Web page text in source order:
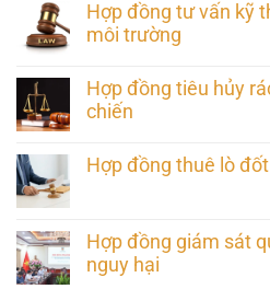
Hợp đồng tư vấn kỹ
môi trường
Hợp đồng tiêu hủy
chiến
Hợp đồng thuê lò
Hợp đồng giám sát
nguy hại